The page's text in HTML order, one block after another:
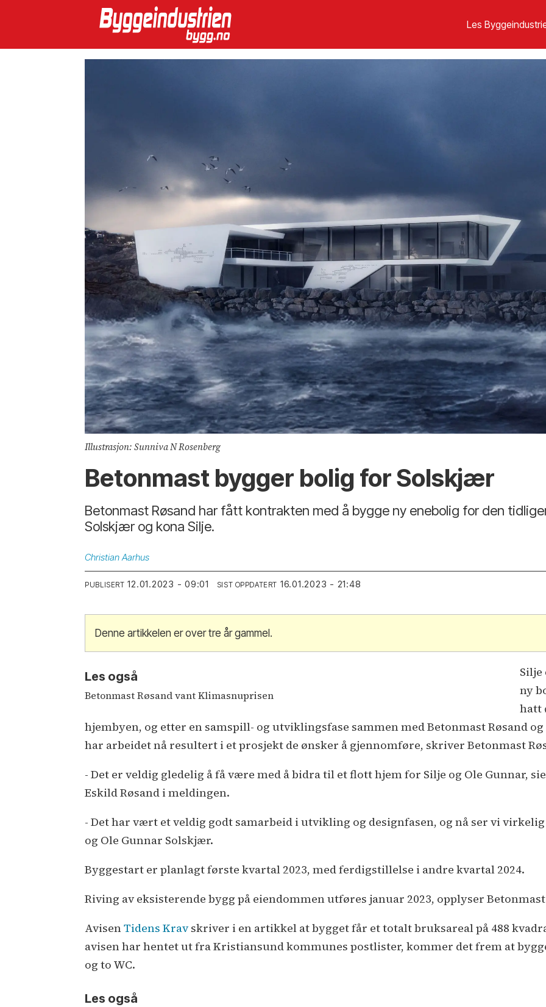
Les
Illustrasjon: Sunniva N Rosenberg
Betonmast bygger bolig for Solskjær
Betonmast Røsand har fått kontrakten med å bygge ny enebolig for den
Solskjær og kona Silje.
Christian Aarhus
PUBLISERT 12.01.2023 - 09:01 SIST OPPDATERT 16.01.2023 - 21:48
Denne artikkelen er over tre år gammel.
Les også
Betonmast Røsand vant Klimasnuprisen
Silje
ny
hatt
hjembyen, og etter en samspill- og utviklingsfase sammen med Betonmast Røsand
har arbeidet nå resultert i et prosjekt de ønsker å gjennomføre, skriver Betonmast
- Det er veldig gledelig å få være med å bidra til et flott hjem for Silje og Ole Gunnar,
Eskild Røsand i meldingen.
- Det har vært et veldig godt samarbeid i utvikling og designfasen, og nå ser vi
og Ole Gunnar Solskjær.
Byggestart er planlagt første kvartal 2023, med ferdigstillelse i andre kvartal 2024.
Riving av eksisterende bygg på eiendommen utføres januar 2023, opplyser Betonmast
AvisenTidens Krav skriver i en artikkel at bygget får et totalt bruksareal på 488
avisen har hentet ut fra Kristiansund kommunes postlister, kommer det frem at
og to WC.
Les også